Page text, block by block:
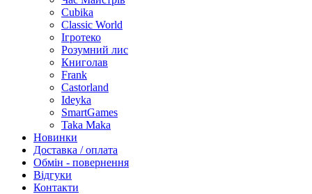
Cubika
Classic World
Ігротеко
Розумний лис
Книголав
Frank
Castorland
Ideyka
SmartGames
Taka Maka
Новинки
Доставка / оплата
Обмін - повернення
Відгуки
Контакти